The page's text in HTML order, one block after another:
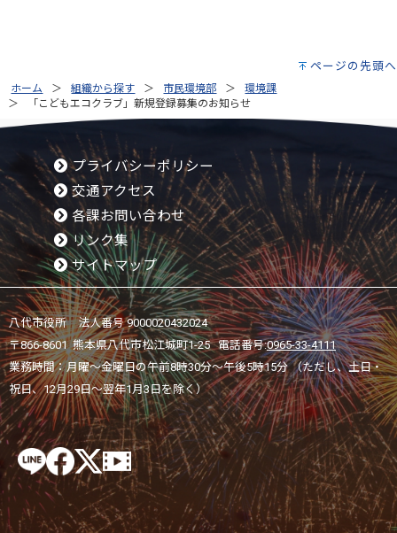
ページの先頭へ
ホーム 組織から探す 市民環境部
環境課
「こどもエコクラブ」新規登録募集のお知らせ
プライバシーポリシー
交通アクセス
各課お問い合わせ
リンク集
サイトマップ
八代市役所 法人番号 9000020432024
〒866-8601 熊本県八代市松江城町1-25 電話番号:0965-33-4111
業務時間：月曜～金曜日の午前8時30分～午後5時15分 （ただし、土日・
祝日、12月29日～翌年1月3日を除く）